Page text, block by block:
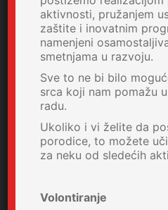
aktivnosti, pružanjem
zaštite i inovatnim
namenjeni
smetnjama u razvoju.
Sve to ne bi bilo
srca koji nam pomažu
radu.
Ukoliko i vi želite da
porodice, to možete
za neku od sledećih
Volontiranje